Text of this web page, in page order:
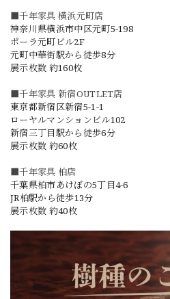
■千年家具 横浜元町店
神奈川県横浜市中区元町5-198
ポーラ元町ビル2F
元町中華街駅から徒歩8分
展示枚数 約160枚
■千年家具 新宿OUTLET店
東京都新宿区新宿5-1-1
ローヤルマンションビル102
新宿三丁目駅から徒歩6分
展示枚数 約60枚
■千年家具 柏店
千葉県柏市あけぼの5丁目4-6
JR柏駅から徒歩13分
展示枚数 約40枚